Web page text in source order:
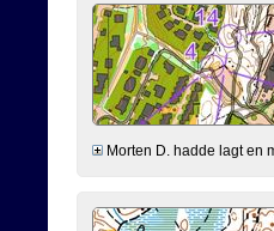
Morten D. hadde lagt en